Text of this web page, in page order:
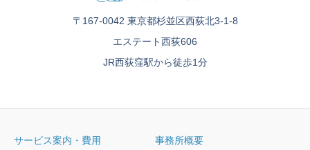
〒167-0042 東京都杉並区西荻北3-1-8
エステート西荻606
JR西荻窪駅から徒歩1分
サービス案内・費用 事務所概要